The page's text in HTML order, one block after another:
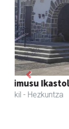
Previous